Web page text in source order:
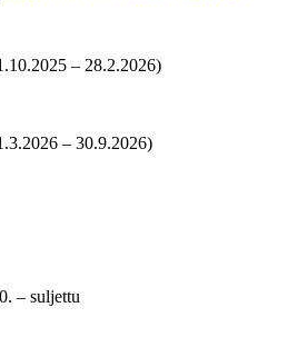
– 28.2.2026)
– 30.9.2026)
– suljettu